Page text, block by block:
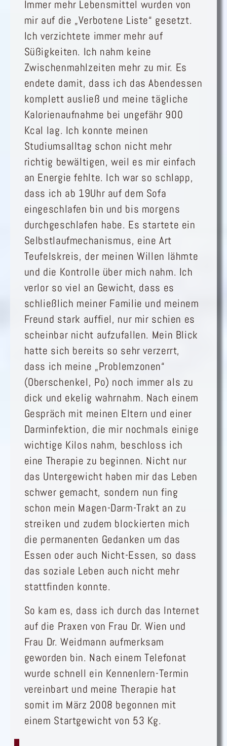
Immer mehr Lebensmittel wurden von
mir auf die „Verbotene Liste“ gesetzt.
Ich verzichtete immer mehr auf
Süßigkeiten. Ich nahm keine
Zwischenmahlzeiten mehr zu mir. Es
endete damit, dass ich das Abendessen
komplett ausließ und meine tägliche
Kalorienaufnahme bei ungefähr 900
Kcal lag. Ich konnte meinen
Studiumsalltag schon nicht mehr
richtig bewältigen, weil es mir einfach
an Energie fehlte. Ich war so schlapp,
dass ich ab 19Uhr auf dem Sofa
eingeschlafen bin und bis morgens
durchgeschlafen habe. Es startete ein
Selbstlaufmechanismus, eine Art
Teufelskreis, der meinen Willen lähmte
und die Kontrolle über mich nahm. Ich
verlor so viel an Gewicht, dass es
schließlich meiner Familie und meinem
Freund stark auffiel, nur mir schien es
scheinbar nicht aufzufallen. Mein Blick
hatte sich bereits so sehr verzerrt,
dass ich meine „Problemzonen“
(Oberschenkel, Po) noch immer als zu
dick und ekelig wahrnahm. Nach einem
Gespräch mit meinen Eltern und einer
Darminfektion, die mir nochmals einige
wichtige Kilos nahm, beschloss ich
eine Therapie zu beginnen. Nicht nur
das Untergewicht haben mir das Leben
schwer gemacht, sondern nun fing
schon mein Magen-Darm-Trakt an zu
streiken und zudem blockierten mich
die permanenten Gedanken um das
Essen oder auch Nicht-Essen, so dass
das soziale Leben auch nicht mehr
stattfinden konnte.
So kam es, dass ich durch das Internet
auf die Praxen von Frau Dr. Wien und
Frau Dr. Weidmann aufmerksam
geworden bin. Nach einem Telefonat
wurde schnell ein Kennenlern-Termin
vereinbart und meine Therapie hat
somit im März 2008 begonnen mit
einem Startgewicht von 53 Kg.